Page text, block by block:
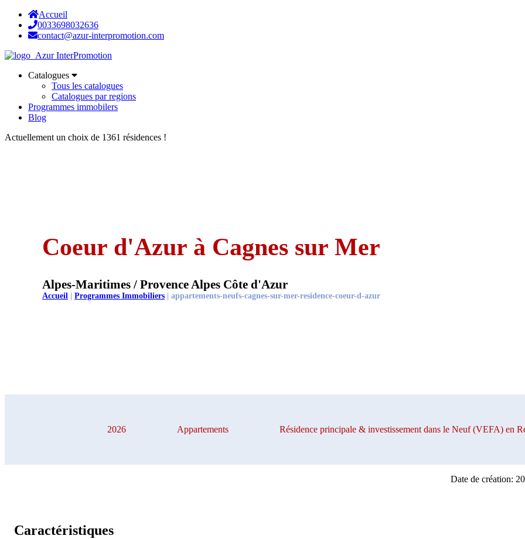
Accueil
0033698032636
contact@azur-interpromotion.com
Catalogues
Tous les catalogues
Catalogues par regions
Programmes immobilers
Blog
Actuellement un choix de 1361 résidences !
Coeur d'Azur à Cagnes sur Mer
Alpes-Maritimes / Provence Alpes Côte d'Azur
Accueil | Programmes Immobiliers | appartements-neufs-cagnes-sur-mer-residence-coeur-d-azur
2026 Appartements Résidence principale & investissement dans le Neuf (VEFA) en
Date de création:
Caractéristiques